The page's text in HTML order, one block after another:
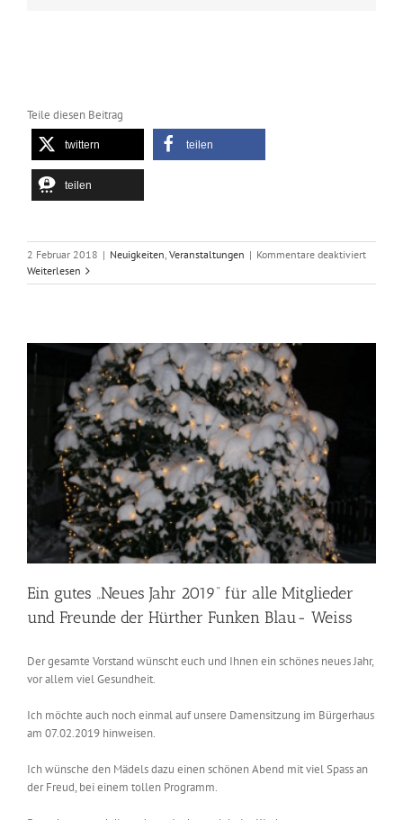
Teile diesen Beitrag
twittern teilen
teilen
2 Februar 2018 | Neuigkeiten, Veranstaltungen | Kommentare deaktiviertfür
2020
Weiterlesen
Ein gutes „Neues Jahr 2019“ für alle Mitglieder
und Freunde der Hürther Funken Blau- Weiss
Der gesamte Vorstand wünscht euch und Ihnen ein schönes neues Jahr,
vor allem viel Gesundheit.
Ich möchte auch noch einmal auf unsere Damensitzung im Bürgerhaus
am 07.02.2019 hinweisen.
Ich wünsche den Mädels dazu einen schönen Abend mit viel Spass an
der Freud, bei einem tollen Programm.